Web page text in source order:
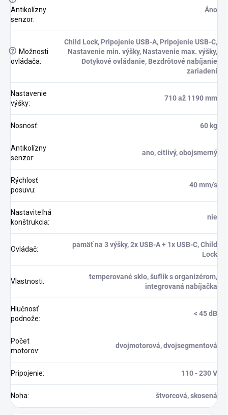
Antikolízny
senzor:
Áno
?
Možnosti
ovládača:
Child Lock, Pripojenie USB-A, Pripojenie USB-C,
Nastavenie min. výšky, Nastavenie max. výšky,
Dotykové ovládanie, Bezdrôtové nabíjanie
zariadení
Nastavenie
výšky:
710 až 1190 mm
Nosnosť: 60 kg
Antikolízny
senzor:
ano, citlivý, obojsmerný
Rýchlosť
posuvu:
40 mm/s
Nastaviteľná
konštrukcia:
nie
Ovládač:
pamäť na 3 výšky, 2x USB-A + 1x USB-C, Child
Lock
Vlastnosti:
temperované sklo, šuflík s organizérom,
integrovaná nabíjačka
Hlučnosť
podnože:
< 45 dB
Počet
motorov:
dvojmotorová, dvojsegmentová
Pripojenie: 110 - 230 V
Noha: štvorcová, skosená